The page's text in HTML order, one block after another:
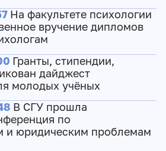
На факультете психологии
вручение дипломов
Гранты, стипендии,
дайджест
молодых учёных
В СГУ прошла
по
и юридическим проблемам